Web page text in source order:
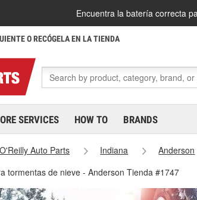
Encuentra la batería correcta
O RECÓGELA EN LA TIENDA
SERVICES HOW TO BRANDS
Auto Parts Indiana Anderson
tormentas de nieve - Anderson Tienda #1747